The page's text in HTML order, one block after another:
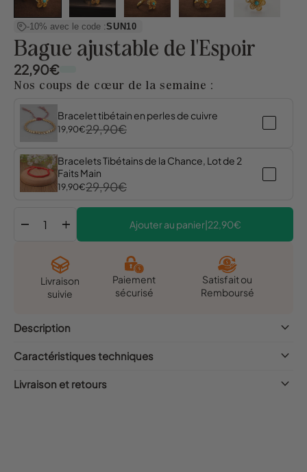
-10% avec le code :SUN10
Bague ajustable de l'Espoir
22,90€
Nos coups de cœur de la semaine :
Bracelet tibétain en perles de cuivre
19,90€29,90€
Bracelets Tibétains de la Chance, Lot de 2
Faits Main
19,90€29,90€
remove add Ajouter au panier|22,90€
Livraison
suivie
Paiement
sécurisé
Satisfait ou
Remboursé
Description keyboard_arrow_down
Caractéristiques techniques keyboard_arrow_down
Livraison et retours keyboard_arrow_down